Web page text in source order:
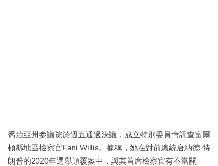
區
喬治亞州參議院於週五通過決議，成立特別委員會調查富爾
頓縣地區檢察官Fani Willis。據稱，她在對前總統唐納德·特
朗普的2020年選舉顛覆案中，與其首席檢察官有不當關